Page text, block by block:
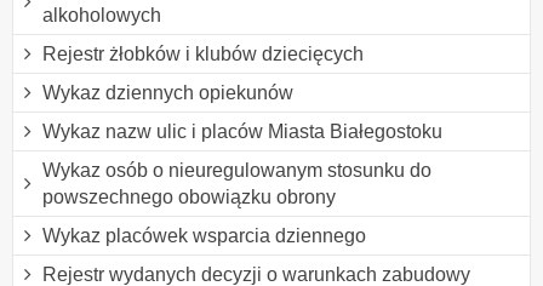
alkoholowych
Rejestr żłobków i klubów dziecięcych
Wykaz dziennych opiekunów
Wykaz nazw ulic i placów Miasta Białegostoku
Wykaz osób o nieuregulowanym stosunku do
powszechnego obowiązku obrony
Wykaz placówek wsparcia dziennego
Rejestr wydanych decyzji o warunkach zabudowy